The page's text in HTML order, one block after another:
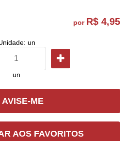
por R$ 4,95
un
un
AVISE-ME
AOS FAVORITOS